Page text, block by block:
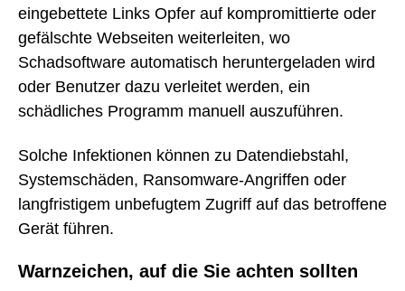
eingebettete Links Opfer auf kompromittierte oder
gefälschte Webseiten weiterleiten, wo
Schadsoftware automatisch heruntergeladen wird
oder Benutzer dazu verleitet werden, ein
schädliches Programm manuell auszuführen.
Solche Infektionen können zu Datendiebstahl,
Systemschäden, Ransomware-Angriffen oder
langfristigem unbefugtem Zugriff auf das betroffene
Gerät führen.
Warnzeichen, auf die Sie achten sollten